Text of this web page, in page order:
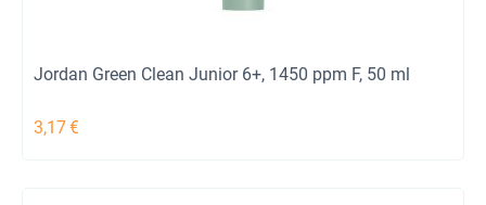
Jordan Green Clean Junior 6+, 1450 ppm F, 50 ml
3,17€